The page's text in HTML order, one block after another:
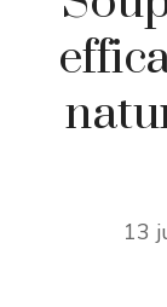
13